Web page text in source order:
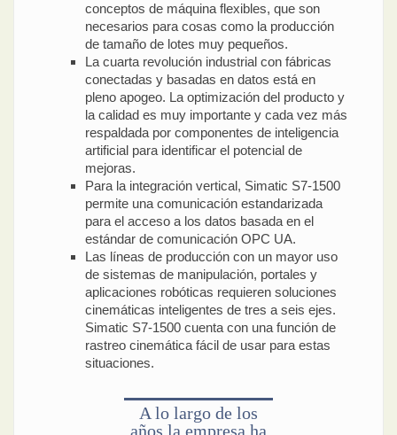
conceptos de máquina flexibles, que son
necesarios para cosas como la producción
de tamaño de lotes muy pequeños.
La cuarta revolución industrial con fábricas
conectadas y basadas en datos está en
pleno apogeo. La optimización del producto y
la calidad es muy importante y cada vez más
respaldada por componentes de inteligencia
artificial para identificar el potencial de
mejoras.
Para la integración vertical, Simatic S7-1500
permite una comunicación estandarizada
para el acceso a los datos basada en el
estándar de comunicación OPC UA.
Las líneas de producción con un mayor uso
de sistemas de manipulación, portales y
aplicaciones robóticas requieren soluciones
cinemáticas inteligentes de tres a seis ejes.
Simatic S7-1500 cuenta con una función de
rastreo cinemática fácil de usar para estas
situaciones.
A lo largo de los
años la empresa ha